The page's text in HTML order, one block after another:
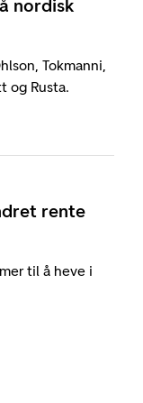
nordisk
Tokmanni,
og Rusta.
rente
til å heve i